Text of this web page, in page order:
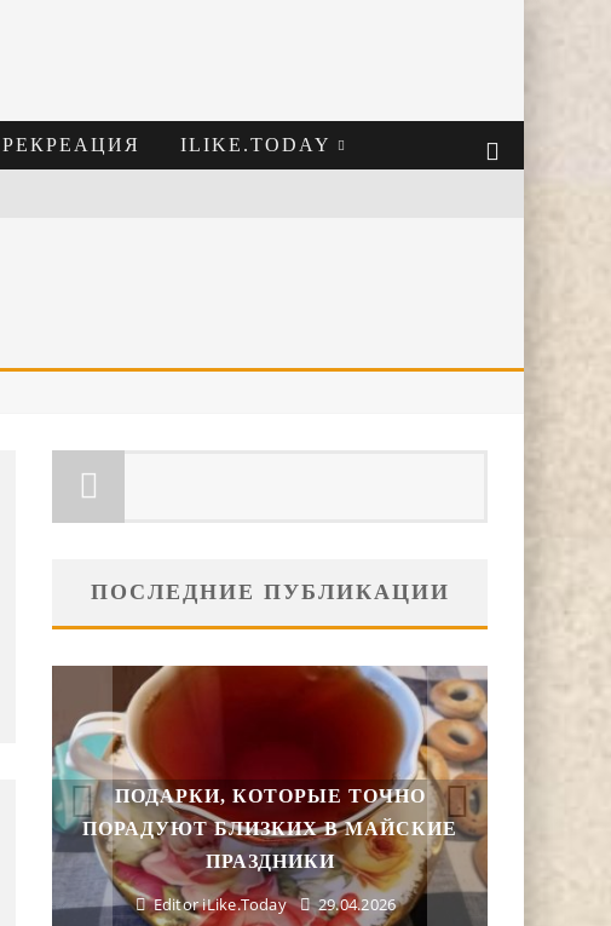
РЕКРЕАЦИЯ ILIKE.TODAY
ПОСЛЕДНИЕ ПУБЛИКАЦИИ
ПОДАРКИ, КОТОРЫЕ ТОЧНО
ПОРАДУЮТ БЛИЗКИХ В МАЙСКИЕ
ПРАЗДНИКИ
Editor iLike.Today 29.04.2026